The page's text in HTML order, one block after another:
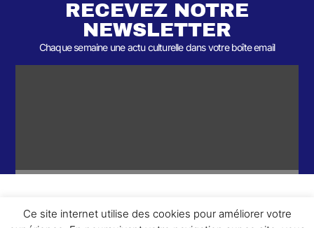
RECEVEZ NOTRE
NEWSLETTER
Chaque semaine une actu culturelle dans votre boîte email
ème
Ce site internet utilise des cookies pour améliorer votre